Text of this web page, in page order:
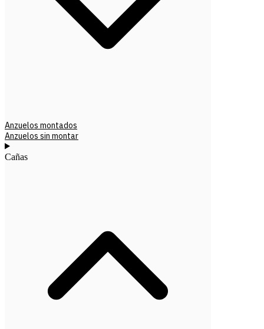
Anzuelos montados
Anzuelos sin montar
Cañas